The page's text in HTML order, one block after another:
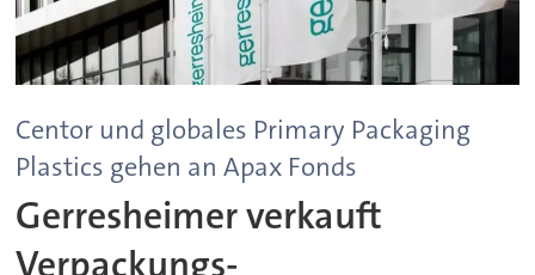
Centor und globales Primary Packaging
Plastics gehen an Apax Fonds
Gerresheimer verkauft
Verpackungs-